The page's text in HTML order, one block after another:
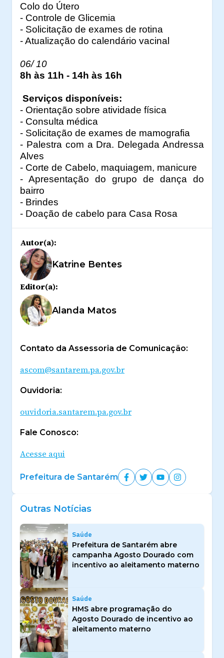
Colo do Útero
- Controle de Glicemia
- Solicitação de exames de rotina
- Atualização do calendário vacinal
06/ 10
8h às 11h - 14h às 16h
Serviços disponíveis:
- Orientação sobre atividade física
- Consulta médica
- Solicitação de exames de mamografia
- Palestra com a Dra. Delegada Andressa
Alves
- Corte de Cabelo, maquiagem, manicure
- Apresentação do grupo de dança do
bairro
- Brindes
- Doação de cabelo para Casa Rosa
Autor(a):
Katrine Bentes
Editor(a):
Alanda Matos
Contato da Assessoria de Comunicação:
ascom@santarem.pa.gov.br
Ouvidoria:
ouvidoria.santarem.pa.gov.br
Fale Conosco:
Acesse aqui
Prefeitura de Santarém
Outras Notícias
Saúde
Prefeitura de Santarém abre
campanha Agosto Dourado com
incentivo ao aleitamento materno
Saúde
HMS abre programação do
Agosto Dourado de incentivo ao
aleitamento materno